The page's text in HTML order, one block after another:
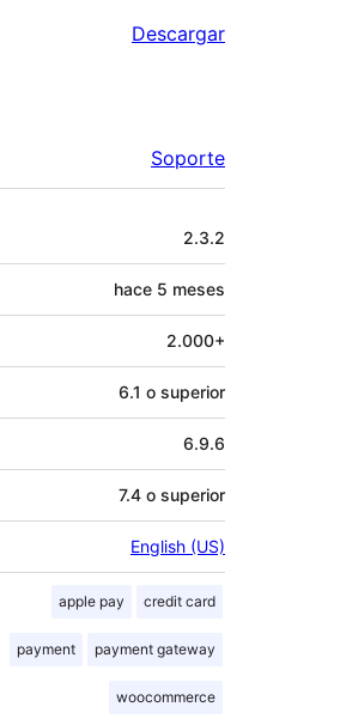
Descargar
Soporte
2.3.2
hace 5 meses
2.000+
6.1 o superior
6.9.6
7.4 o superior
English (US)
apple pay credit card
payment payment gateway
woocommerce